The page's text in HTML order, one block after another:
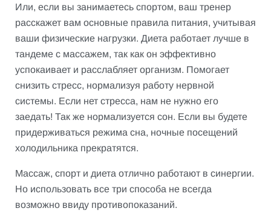
Или, если вы занимаетесь спортом, ваш тренер
расскажет вам основные правила питания, учитывая
ваши физические нагрузки. Диета работает лучше в
тандеме с массажем, так как он эффективно
успокаивает и расслабляет организм. Помогает
снизить стресс, нормализуя работу нервной
системы. Если нет стресса, нам не нужно его
заедать! Так же нормализуется сон. Если вы будете
придерживаться режима сна, ночные посещений
холодильника прекратятся.
Массаж, спорт и диета отлично работают в синергии.
Но использовать все три способа не всегда
возможно ввиду противопоказаний.